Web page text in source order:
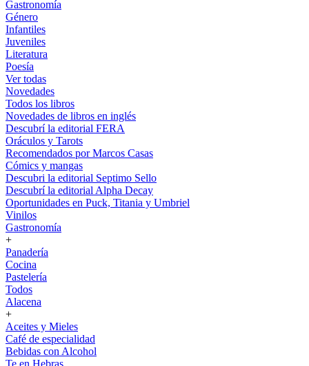
Gastronomía
Género
Infantiles
Juveniles
Literatura
Poesía
Ver todas
Novedades
Todos los libros
Novedades de libros en inglés
Descubrí la editorial FERA
Oráculos y Tarots
Recomendados por Marcos Casas
Cómics y mangas
Descubri la editorial Septimo Sello
Descubrí la editorial Alpha Decay
Oportunidades en Puck, Titania y Umbriel
Vinilos
Gastronomía
+
Panadería
Cocina
Pastelería
Todos
Alacena
+
Aceites y Mieles
Café de especialidad
Bebidas con Alcohol
Te en Hebras